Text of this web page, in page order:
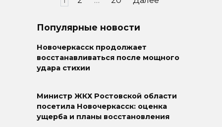
Популярные новости
Новочеркасск продолжает
восстанавливаться после мощного
удара стихии
Министр ЖКХ Ростовской области
посетила Новочеркасск: оценка
ущерба и планы восстановления